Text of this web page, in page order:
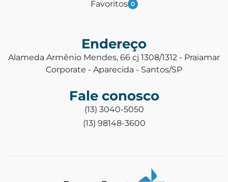
Favoritos 0
Endereço
Alameda Armênio Mendes, 66 cj 1308/1312 - Praiamar
Corporate - Aparecida - Santos/SP
Fale conosco
(13) 3040-5050
(13) 98148-3600